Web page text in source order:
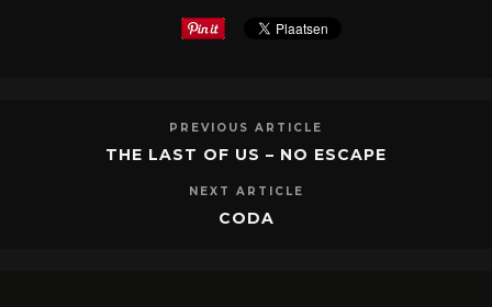
PREVIOUS ARTICLE
THE LAST OF US – NO ESCAPE
NEXT ARTICLE
CODA